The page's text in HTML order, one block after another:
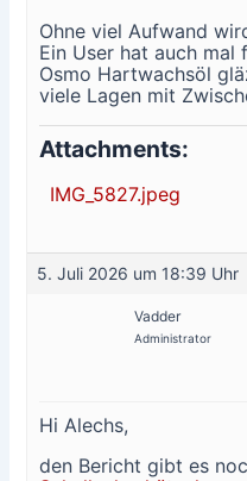
Ohne viel Aufwand
Ein User hat auch mal
Osmo Hartwachsöl
viele Lagen mit
Attachments:
IMG_5827.jpeg
5. Juli 2026 um 18:39 Uhr
Vadder
Administrator
Hi Alechs,
den Bericht gibt es